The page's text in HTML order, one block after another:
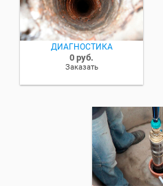
ДИАГНОСТИКА
0 руб.
Заказать